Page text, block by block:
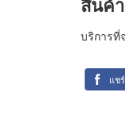
บริการที่
แชร์